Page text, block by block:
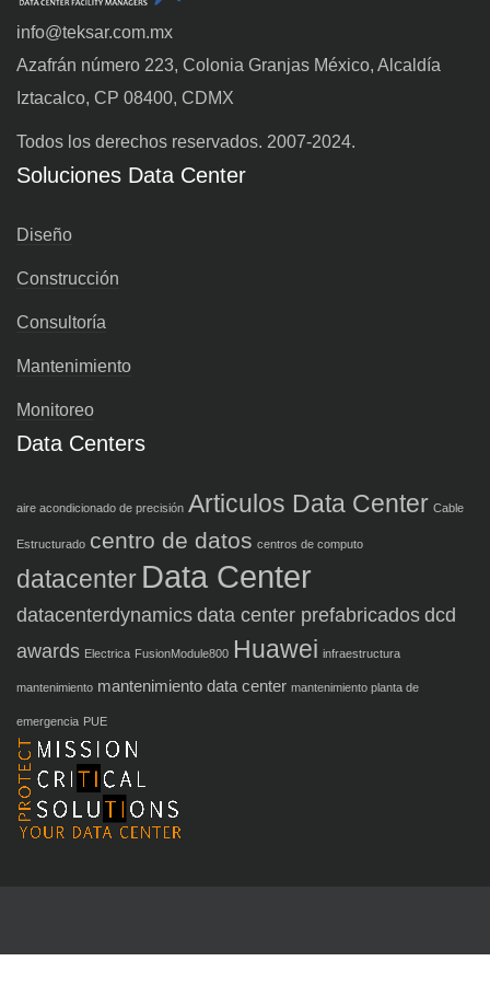
info@teksar.com.mx
Azafrán número 223, Colonia Granjas México, Alcaldía
Iztacalco, CP 08400, CDMX
Todos los derechos reservados. 2007-2024.
Soluciones Data Center
Diseño
Construcción
Consultoría
Mantenimiento
Monitoreo
Data Centers
aire acondicionado de precisión Articulos Data Center Cable
Estructurado centro de datos centros de computo
datacenter Data Center
datacenterdynamicsdata center prefabricadosdcd
awards Electrica FusionModule800 Huawei infraestructura
mantenimiento mantenimiento data center mantenimiento planta de
emergencia PUE